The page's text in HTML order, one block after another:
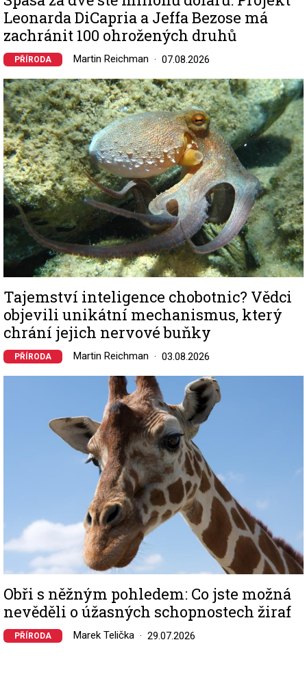
Leonarda DiCapria a Jeffa Bezose má
zachránit 100 ohrožených druhů
PŘÍRODA Martin Reichman 07.08.2026
Image
Tajemství inteligence chobotnic? Vědci
objevili unikátní mechanismus, který
chrání jejich nervové buňky
PŘÍRODA Martin Reichman 03.08.2026
Obři s něžným pohledem: Co jste možná
nevěděli o úžasných schopnostech žiraf
PŘÍRODA Marek Telička 29.07.2026